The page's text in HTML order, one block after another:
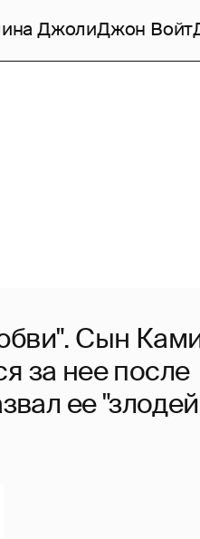
ДжолиДжон Войт
Сын
за нее после
ее